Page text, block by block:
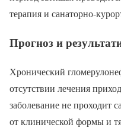
терапия и санаторно-
Прогноз и
Хронический
отсутствии лечения
заболевание не проходит
от клинической формы и